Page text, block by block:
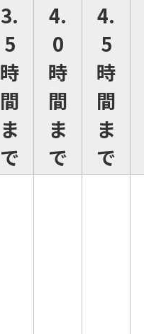
3.
5
時
間
ま
で
4.
0
時
間
ま
で
4.
5
時
間
ま
で